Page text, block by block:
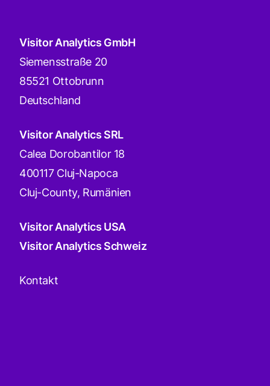
Visitor Analytics GmbH
Siemensstraße 20
85521 Ottobrunn
Deutschland
Visitor Analytics SRL
Calea Dorobantilor 18
400117 Cluj-Napoca
Cluj-County, Rumänien
Visitor Analytics USA
Visitor Analytics Schweiz
Kontakt